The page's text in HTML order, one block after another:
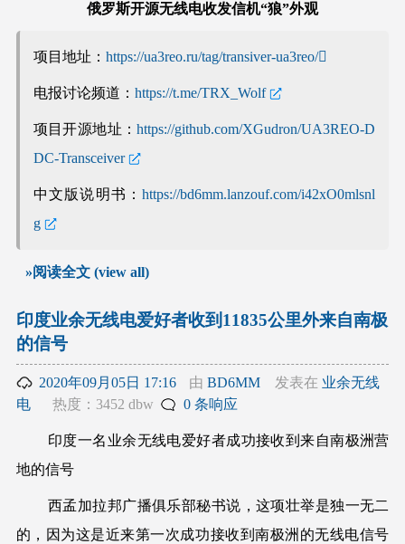
俄罗斯开源无线电收发信机“狼”外观
项目地址： https://ua3reo.ru/tag/transiver-ua3reo/
电报讨论频道： https://t.me/TRX_Wolf
项目开源地址：https://github.com/XGudron/UA3REO-D
DC-Transceiver
中文版说明书：https://bd6mm.lanzouf.com/i42xO0mlsnl
g
»阅读全文 (view all)
印度业余无线电爱好者收到11835公里外来自南极
的信号
2020年09月05日 17:16 由BD6MM 发表在 业余无线
电
热度：3452 dbw 0 条响应
印度一名业余无线电爱好者成功接收到来自南极洲营
地的信号
西孟加拉邦广播俱乐部秘书说，这项壮举是独一无二
的，因为这是近来第一次成功接收到南极洲的无线电信号